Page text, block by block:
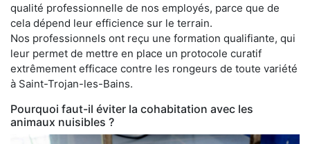
qualité professionnelle de nos employés, parce que de
cela dépend leur efficience sur le terrain.
Nos professionnels ont reçu une formation qualifiante, qui
leur permet de mettre en place un protocole curatif
extrêmement efficace contre les rongeurs de toute variété
à Saint-Trojan-les-Bains.
Pourquoi faut-il éviter la cohabitation avec les
animaux nuisibles ?